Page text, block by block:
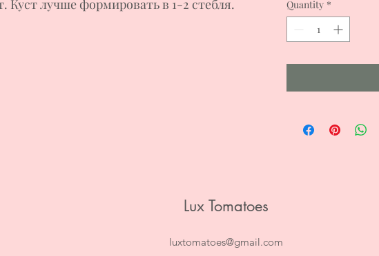
Куст лучше формировать в 1-2 стебля.
Quantity *
Lux Tomatoes
luxtomatoes@gmail.com